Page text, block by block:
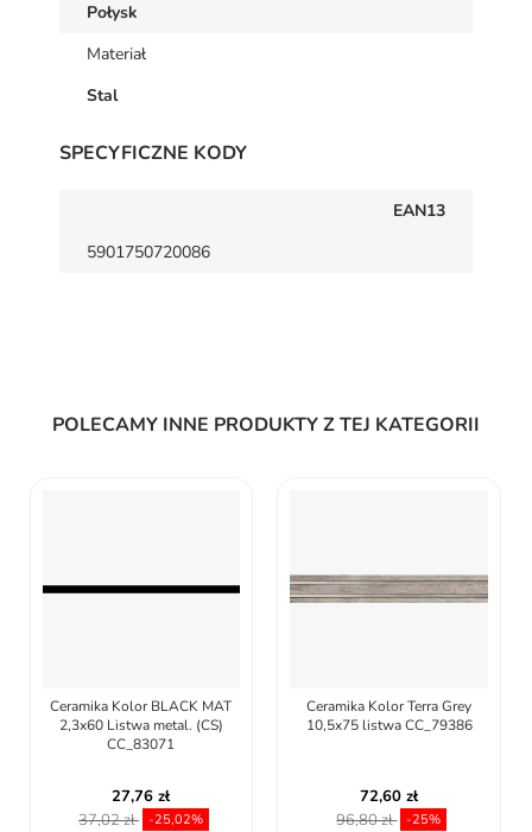
Połysk
Materiał
Stal
SPECYFICZNE KODY
EAN13
5901750720086
POLECAMY INNE PRODUKTY Z TEJ KATEGORII
Ceramika Kolor BLACK MAT
2,3x60 Listwa metal. (CS)
CC_83071
27,76 zł
37,02 zł
-25,02%
Ceramika Kolor Terra Grey
10,5x75 listwa CC_79386
72,60 zł
96,80 zł -25%